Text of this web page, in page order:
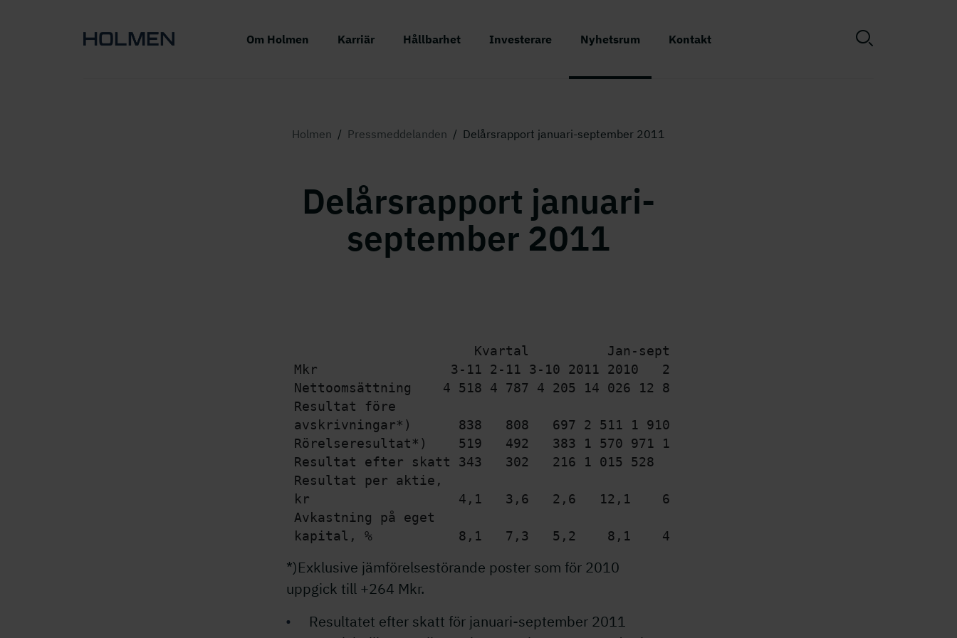
Om Holmen Karriär Hållbarhet Investerare Nyhetsrum Kontakt
Holmen / Pressmeddelanden / Delårsrapport januari-september 2011
Delårsrapport januari-
september 2011
                        Kvartal          Jan-sept    Helår
Mkr                 3-11 2-11 3-10 2011 2010
   2010
Nettoomsättning    4 5 18 4 787 4 205 14 026 12 833 17
Resultat före
avskrivningar*)      838   808   697 2 511 1 910 2
Rörelseresultat*)    519   492   383 1 570 971 1
Resultat efter skatt 343   302   216 1 015 528
Resultat per aktie,
kr                   4,1   3,6   2,6   12,1    6,3    8,4
Avkastning på eget
*)Exklusive jämförelsestörande poster som för 2010
uppgick till +264 Mkr.
Resultatet efter skatt för januari-september 2011